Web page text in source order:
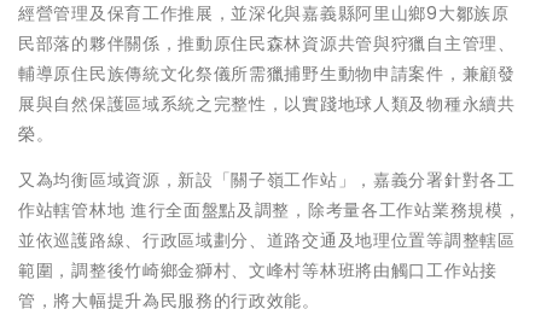
經營管理及保育工作推展，並深化與嘉義縣阿里山鄉9大鄒族原
民部落的夥伴關係，推動原住民森林資源共管與狩獵自主管理、
輔導原住民族傳統文化祭儀所需獵捕野生動物申請案件，兼顧發
展與自然保護區域系統之完整性，以實踐地球人類及物種永續共
榮。
又為均衡區域資源，新設「關子嶺工作站」，嘉義分署針對各工
作站轄管林地 進行全面盤點及調整，除考量各工作站業務規模，
並依巡護路線、行政區域劃分、道路交通及地理位置等調整轄區
範圍，調整後竹崎鄉金獅村、文峰村等林班將由觸口工作站接
管，將大幅提升為民服務的行政效能。